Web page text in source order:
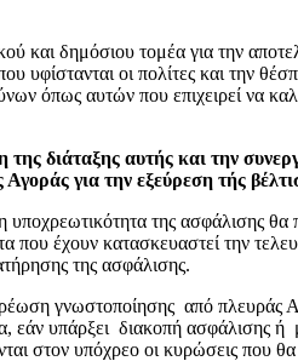
και δημόσιου τομέα για την
υφίστανται οι πολίτες και την
όπως αυτών που επιχειρεί να
διάταξης αυτής και την
Αγοράς για την εξεύρεση τής
της ασφάλισης θα
που έχουν κατασκευαστεί την
της ασφάλισης.
γνωστοποίησης από πλευράς
εάν υπάρξει διακοπή ασφάλισης
στον υπόχρεο οι κυρώσεις που